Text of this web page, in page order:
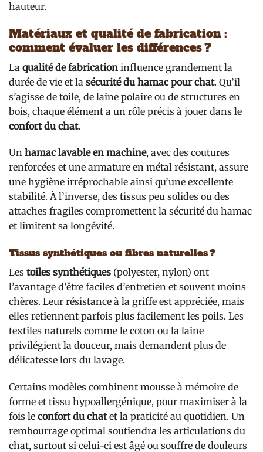
hauteur.
Matériaux et qualité de fabrication :
comment évaluer les différences ?
La qualité de fabrication influence grandement la
durée de vie et la sécurité du hamac pour chat. Qu’il
s’agisse de toile, de laine polaire ou de structures en
bois, chaque élément a un rôle précis à jouer dans le
confort du chat.
Un hamac lavable en machine, avec des coutures
renforcées et une armature en métal résistant, assure
une hygiène irréprochable ainsi qu’une excellente
stabilité. À l’inverse, des tissus peu solides ou des
attaches fragiles compromettent la sécurité du hamac
et limitent sa longévité.
Tissus synthétiques ou fibres naturelles ?
Les toiles synthétiques (polyester, nylon) ont
l’avantage d’être faciles d’entretien et souvent moins
chères. Leur résistance à la griffe est appréciée, mais
elles retiennent parfois plus facilement les poils. Les
textiles naturels comme le coton ou la laine
privilégient la douceur, mais demandent plus de
délicatesse lors du lavage.
Certains modèles combinent mousse à mémoire de
forme et tissu hypoallergénique, pour maximiser à la
fois le confort du chatet la praticité au quotidien. Un
rembourrage optimal soutiendra les articulations du
chat, surtout si celui-ci est âgé ou souffre de douleurs